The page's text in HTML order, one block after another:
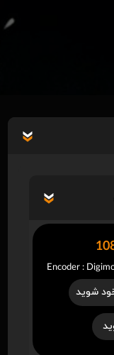
شوید
Encoder :